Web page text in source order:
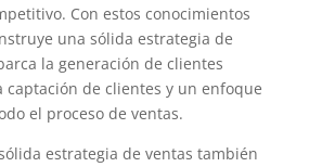
Con estos conocimientos
una sólida estrategia de
la generación de clientes
captación de clientes y un enfoque
el proceso de ventas.
estrategia de ventas también